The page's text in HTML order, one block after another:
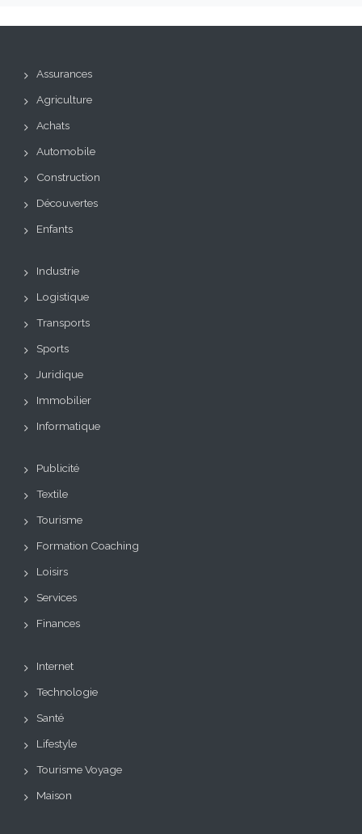
Assurances
Agriculture
Achats
Automobile
Construction
Découvertes
Enfants
Industrie
Logistique
Transports
Sports
Juridique
Immobilier
Informatique
Publicité
Textile
Tourisme
Formation Coaching
Loisirs
Services
Finances
Internet
Technologie
Santé
Lifestyle
Tourisme Voyage
Maison